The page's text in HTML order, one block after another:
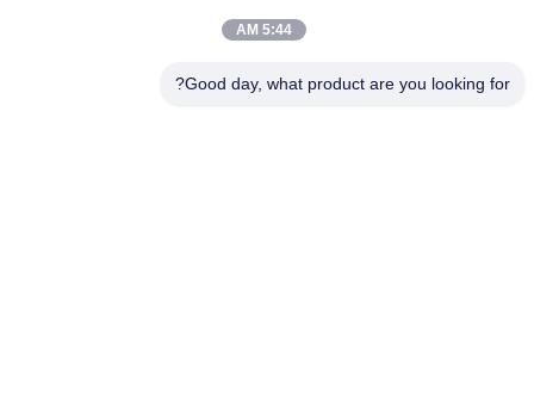
yiyu@fibc.net.cn
5:44 AM
Good day, what product are you looking for?